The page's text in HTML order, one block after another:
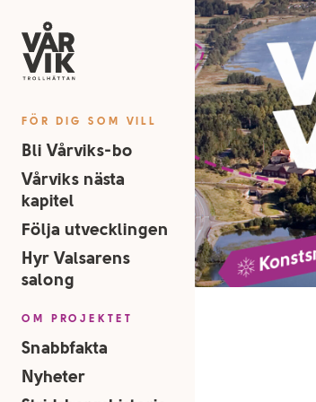
FÖR DIG SOM VILL
Bli Vårviks-bo
Vårviks nästa
kapitel
Följa utvecklingen
Hyr Valsarens
salong
OM PROJEKTET
Snabbfakta
Nyheter